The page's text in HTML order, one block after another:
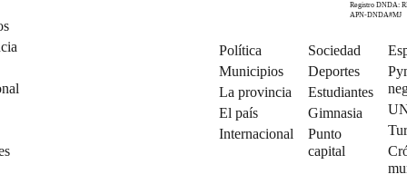
Registro DNDA:
APN-DNDA#MJ
Política
Municipios
La provincia
El país
Internacional
Sociedad
Deportes
Estudiantes
Gimnasia
Punto
capital